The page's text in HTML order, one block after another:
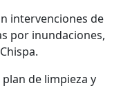
intervenciones de
por inundaciones,
de limpieza y